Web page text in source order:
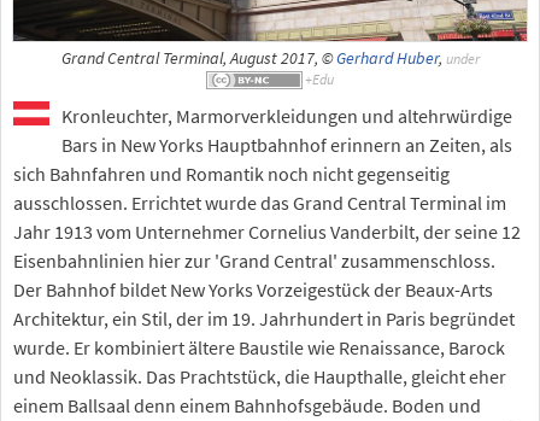
Grand Central Terminal, August 2017, ©Gerhard Huber, under
Kronleuchter, Marmorverkleidungen und altehrwürdige
Bars in New Yorks Hauptbahnhof erinnern an Zeiten, als
sich Bahnfahren und Romantik noch nicht gegenseitig
ausschlossen. Errichtet wurde das Grand Central Terminal im
Jahr 1913 vom Unternehmer Cornelius Vanderbilt, der seine 12
Eisenbahnlinien hier zur 'Grand Central' zusammenschloss.
Der Bahnhof bildet New Yorks Vorzeigestück der Beaux-Arts
Architektur, ein Stil, der im 19. Jahrhundert in Paris begründet
wurde. Er kombiniert ältere Baustile wie Renaissance, Barock
und Neoklassik. Das Prachtstück, die Haupthalle, gleicht eher
einem Ballsaal denn einem Bahnhofsgebäude. Boden und